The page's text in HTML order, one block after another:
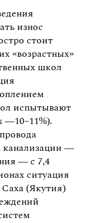
износ
стоит
«возрастных»
школ
испытывают
—10–11%).
канализации —
— с 7,4
ситуация
(Якутия)